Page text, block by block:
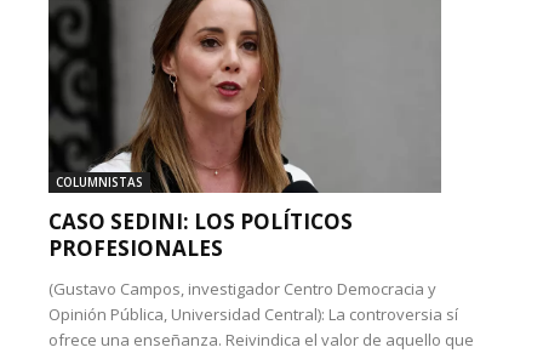
COLUMNISTAS
CASO SEDINI: LOS POLÍTICOS
PROFESIONALES
(Gustavo Campos, investigador Centro Democracia y
Opinión Pública, Universidad Central): La controversia sí
ofrece una enseñanza. Reivindica el valor de aquello que